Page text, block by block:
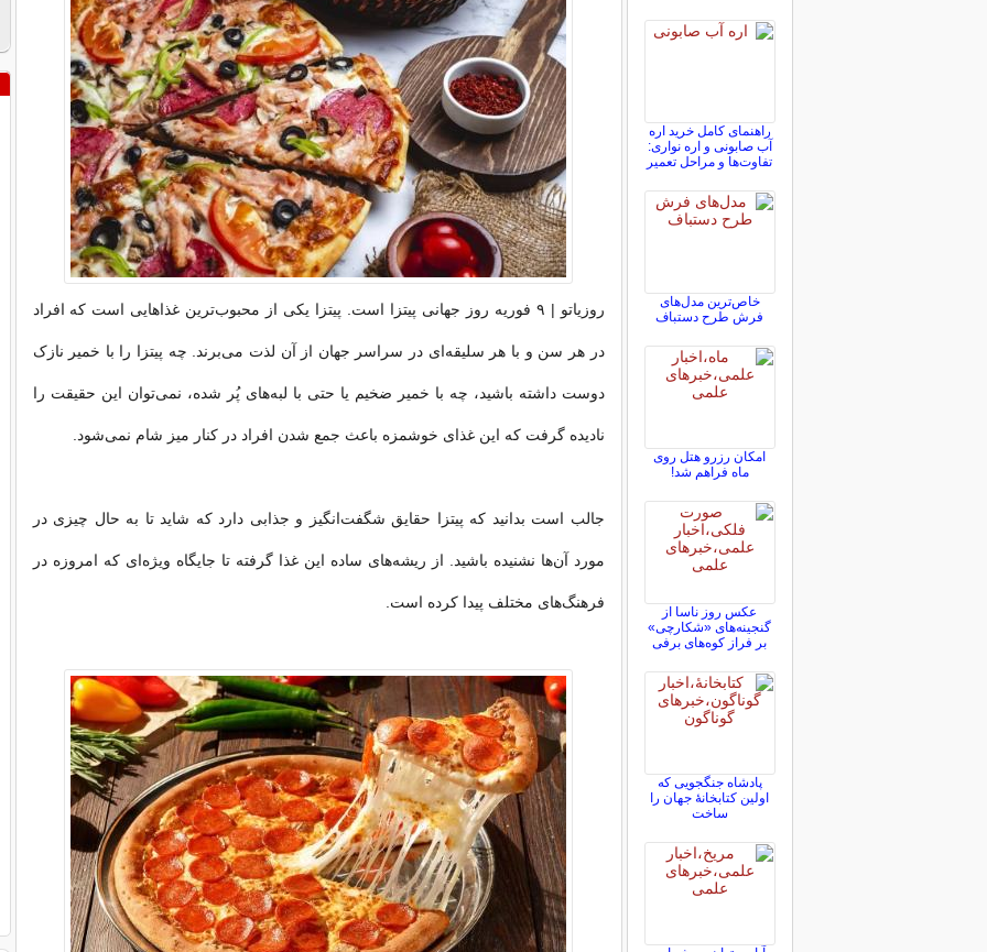
روزیاتو | ۹ فوریه روز جهانی پیتزا است. پیتزا یکی از محبوب‌ترین غذاهایی است که افراد
در هر سن و با هر سلیقه‌ای در سراسر جهان از آن لذت می‌برند. چه پیتزا را با خمیر نازک
دوست داشته باشید، چه با خمیر ضخیم یا حتی با لبه‌های پُر شده، نمی‌توان این حقیقت را
نادیده گرفت که این غذای خوشمزه باعث جمع شدن افراد در کنار میز شام نمی‌شود.
جالب است بدانید که پیتزا حقایق شگفت‌انگیز و جذابی دارد که شاید تا به حال چیزی در
مورد آن‌ها نشنیده‌ باشید. از ریشه‌های ساده‌ این غذا گرفته تا جایگاه ویژه‌ای که امروزه در
فرهنگ‌های مختلف پیدا کرده است.
راهنمای کامل خرید اره
آب صابونی و اره نواری:
تفاوت‌ها و مراحل تعمیر
خاص‌ترین مدل‌های
فرش طرح دستباف
امکان رزرو هتل روی
ماه فراهم شد!
عکس روز ناسا از
گنجینه‌های «شکارچی»
بر فراز کوه‌های برفی
پادشاه جنگجویی که
اولین کتابخانۀ جهان را
ساخت